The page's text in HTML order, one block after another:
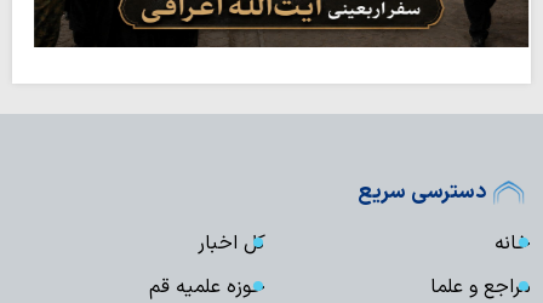
دسترسی سریع
خانه
کل اخبار
مراجع و علما
حوزه علمیه قم